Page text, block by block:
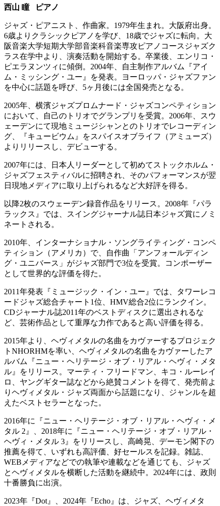
西山 瞳 ピアノ
ジャズ・ピアニスト、作曲家。1979年生まれ。大阪府出身。
6歳よりクラシックピアノを学び、18歳でジャズに転向。大
阪音楽大学短期大学部音楽科音楽専攻ピアノコースジャズク
ラス在学中より、演奏活動を開始する。卒業後、エンリコ・
ピエラヌンツィに傾倒。2004年、自主制作アルバム『アイ
ム・ミッシング・ユー』を発表。ヨーロッパ・ジャズファン
を中心に話題を呼び、5ヶ月後には全国発売となる。
2005年、横濱ジャズプロムナード・ジャズコンペティション
において、自己のトリオでグランプリを受賞。2006年、スウ
ェーデンにて現地ミュージシャンとのトリオでレコーディン
グ、『キュービウム』をスパイスオブライフ（アミューズ）
よりリリースし、デビューする。
2007年には、日本人リーダーとして初めてストックホルム・
ジャズフェスティバルに招聘され、そのパフォーマンスが翌
日現地メディアに取り上げられるなど大好評を得る。
以降2枚のスウェーデン録音作品をリリース。2008年『パラ
ラックス』では、スイングジャーナル誌日本ジャズ賞にノミ
ネートされる。
2010年、インターナショナル・ソングライティング・コンペ
ティション（アメリカ）で、自作曲「アンフォールディン
グ・ユニバース」がジャズ部門で3位を受賞。コンポーザー
として世界的な評価を得た。
2011年発表『ミュージック・イン・ユー』では、タワーレコ
ードジャズ総合チャート1位、HMV総合2位にランクイン。
CDジャーナル誌2011年のベストディスクに選出されるな
ど、芸術作品として重厚な力作であると高い評価を得る。
2015年より、ヘヴィメタルの名曲をカヴァーするプロジェク
トNHORHMを率い、ヘヴィメタルの名曲をカヴァーしたア
ルバム『ニュー・ヘリテージ・オブ・リアル・ヘヴィ・メタ
ル』をリリース。マーティ・フリードマン、キコ・ルーレイ
ロ、ヤングギター誌などから絶賛コメントを得て、発売前よ
りヘヴィメタル・ジャズ両面から話題になり、ジャンルを超
えたベストセラーとなった。
2016年に『ニュー・ヘリテージ・オブ・リアル・ヘヴィ・メ
タル 2』、2018年に『ニュー・ヘリテージ・オブ・リアル・
ヘヴィ・メタル 3』をリリースし、高崎晃、デーモン閣下の
推薦を得て、いずれも高評価、好セールスを記録。雑誌、
WEBメディアなどでの執筆や連載などを通じても、ジャズ
とヘヴィメタルを横断した活動を継続中。2024年には、政則
十番勝負に出演。
2023年『Dot』、2024年『Echo』は、ジャズ、ヘヴィメタ